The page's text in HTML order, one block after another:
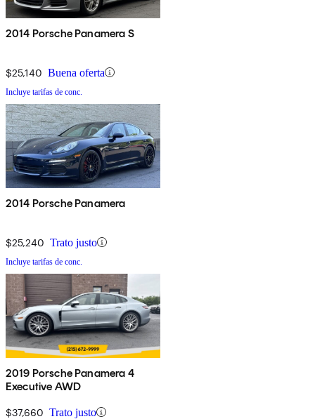
2014 Porsche Panamera S
$25,140 Buena oferta
Incluye tarifas de conc.
2014 Porsche Panamera
$25,240 Trato justo
Incluye tarifas de conc.
2019 Porsche Panamera 4
Executive AWD
$37,660 Trato justo